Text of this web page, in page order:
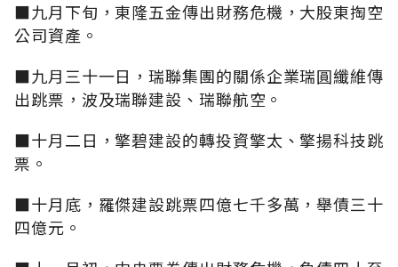
■九月下旬，東隆五金傳出財務危機，大股東掏空
公司資產。
■九月三十一日，瑞聯集團的關係企業瑞圓纖維傳
出跳票，波及瑞聯建設、瑞聯航空。
■十月二日，擎碧建設的轉投資擎太、擎揚科技跳
票。
■十月底，羅傑建設跳票四億七千多萬，舉債三十
四億元。